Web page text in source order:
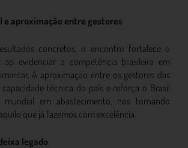
e aproximação entre gestores
concretos, o encontro fortalece o
ao evidenciar a competência brasileira em
A aproximação entre os gestores das
capacidade técnica do país e reforça o Brasil
mundial em abastecimento, nos tornando
que já fazemos com excelência.
legado